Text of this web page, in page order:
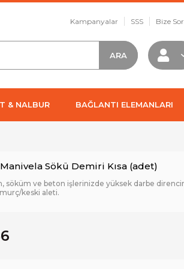
Kampanyalar SSS Bize
& NALBUR BAĞLANTI ELEMANLARI
Sökü Demiri Kısa (adet)
söküm ve beton işlerinizde yüksek darbe
keski aleti.